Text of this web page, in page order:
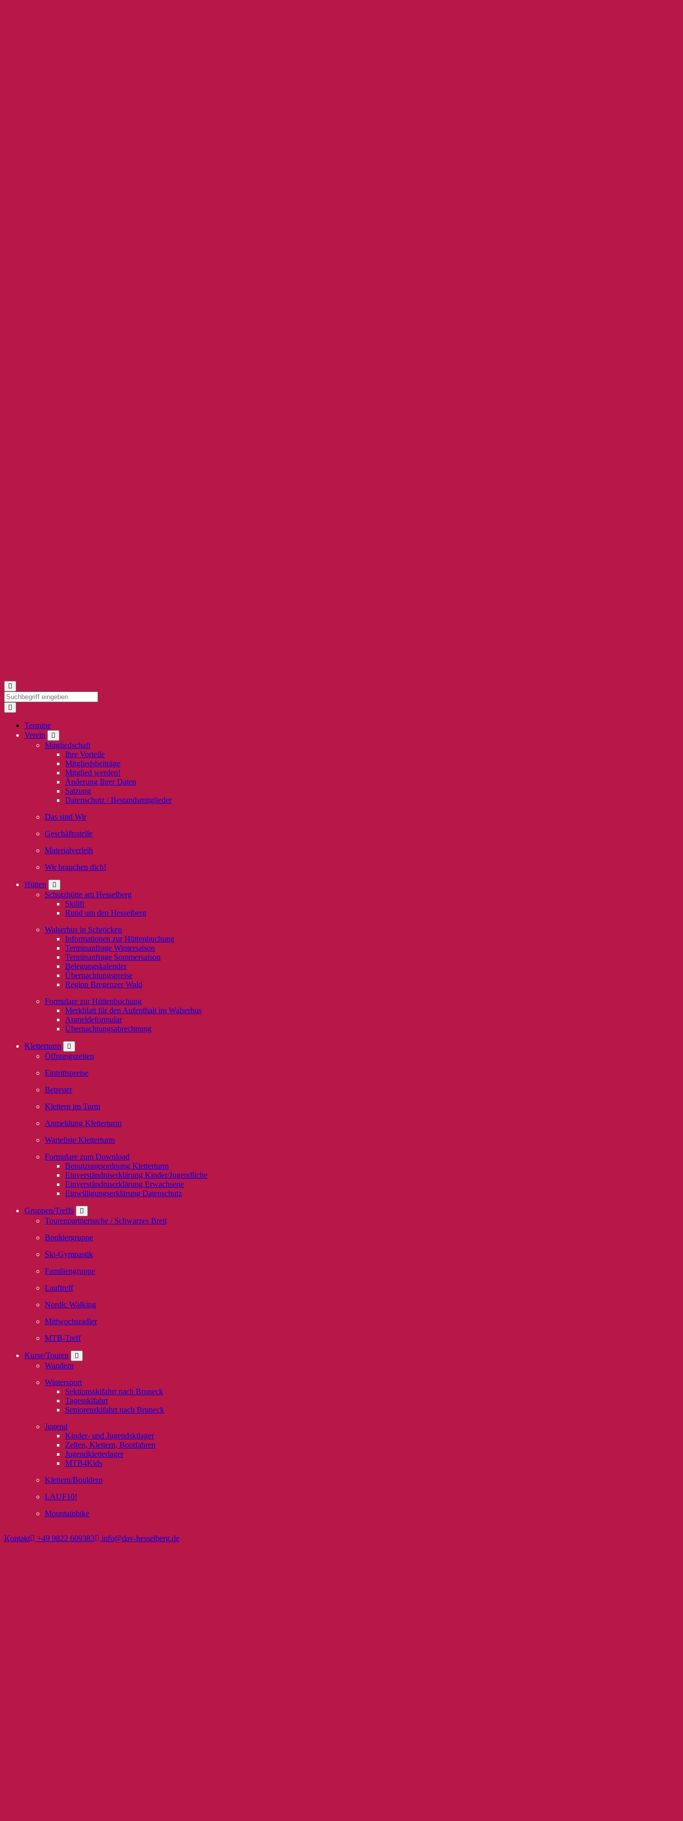
Termine
Verein
Mitgliedschaft
Ihre Vorteile
Mitgliedsbeiträge
Mitglied werden!
Änderung Ihrer Daten
Satzung
Datenschutz / Bestandsmitglieder
Das sind Wir
Geschäftsstelle
Materialverleih
Wir brauchen dich!
Hütten
Schutzhütte am Hesselberg
Skilift
Rund um den Hesselberg
Walserhus in Schröcken
Informationen zur Hüttenbuchung
Terminanfrage Wintersaison
Terminanfrage Sommersaison
Belegungskalender
Übernachtungspreise
Region Bregenzer Wald
Formulare zur Hüttenbuchung
Merkblatt für den Aufenthalt im Walserhus
Anmeldeformular
Übernachtungsabrechnung
Kletterturm
Öffnungszeiten
Eintrittspreise
Betreuer
Klettern im Turm
Anmeldung Kletterturm
Warteliste Kletterturm
Formulare zum Download
Benutzungsordnung Kletterturm
Einverständniserklärung Kinder/Jugendliche
Einverständniserklärung Erwachsene
Einwilligungserklärung Datenschutz
Gruppen/Treffs
Tourenpartnersuche / Schwarzes Brett
Bouldergruppe
Ski-Gymnastik
Familiengruppe
Lauftreff
Nordic Walking
Mittwochsradler
MTB-Treff
Kurse/Touren
Wandern
Wintersport
Sektionsskifahrt nach Bruneck
Tagesskifahrt
Seniorenskifahrt nach Bruneck
Jugend
Kinder- und Jugendskilager
Zelten, Klettern, Bootfahren
Jugendkletterlager
MTB4Kids
Klettern/Bouldern
LAUF10!
Mountainbike
Kontakt +49 9822 609383 info@dav-hesselberg.de